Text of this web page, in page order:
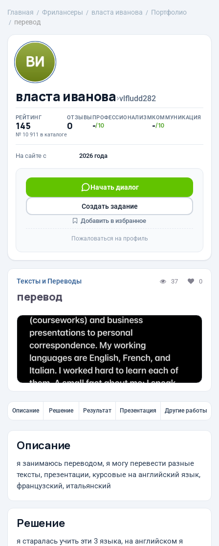
Главная Фрилансеры власта иванова
Портфолио
перевод
власта иванова›vlfludd282
РЕЙТИНГ
145
№ 10 911 в каталоге
ОТЗЫВЫ
0
ПРОФЕССИОНАЛИЗМ
-/10
КОММУНИКАЦИЯ
-/10
На сайте с 2026 года
Начать диалог
Создать задание
Добавить в избранное
Пожаловаться на профиль
Тексты и Переводы 37 0
перевод
Описание Решение Результат Презентация Другие работы
Описание
я занимаюсь переводом, я могу перевести разные
тексты, презентации, курсовые на английский язык,
французский, итальянский
Решение
я старалась учить эти 3 языка, на английском я